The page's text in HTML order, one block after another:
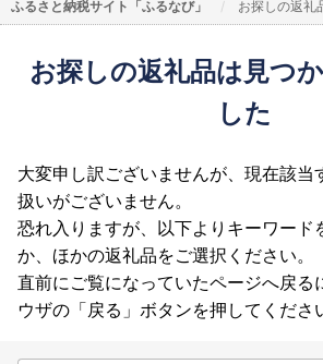
ふるさと納税サイト「ふるなび」 お探しの返礼
お探しの返礼品は見つ
した
大変申し訳ございませんが、現在該当
扱いがございません。
恐れ入りますが、以下よりキーワード
か、ほかの返礼品をご選択ください。
直前にご覧になっていたページへ戻る
ウザの「戻る」ボタンを押してくださ